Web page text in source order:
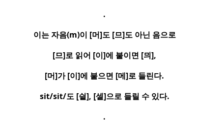
.
이는 자음(m)이 [머]도 [므]도 아닌 음으로
[므]로 읽어 [이]에 붙이면 [믜],
[머]가[이]에 붙으면 [메]로 들린다.
sit/sit/도 [싙], [셑]으로 들릴 수 있다.
.